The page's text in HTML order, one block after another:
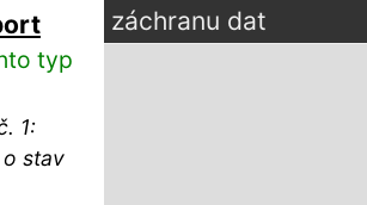
typ
1:
stav
záchranu dat